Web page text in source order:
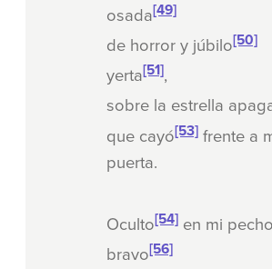
osada[49]
de horror y júbilo[50]
yerta[51],
sobre la estrella
que cayó[53] frente a
puerta.
Oculto[54] en mi pecho
bravo[56]